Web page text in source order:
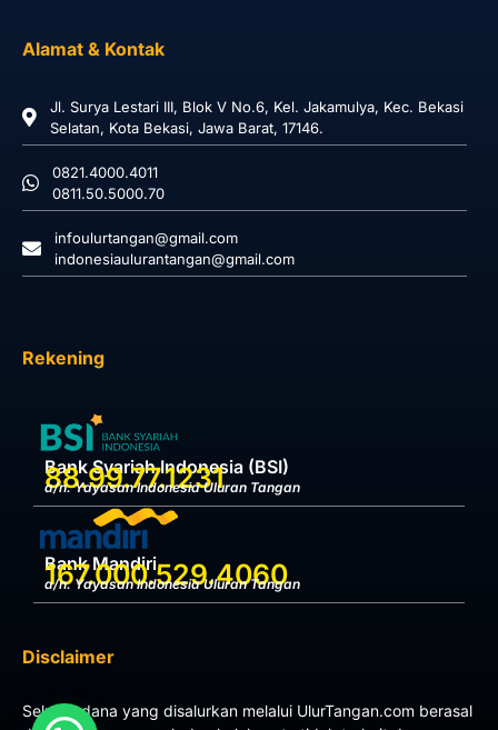
Alamat & Kontak
Jl. Surya Lestari III, Blok V No.6, Kel. Jakamulya, Kec. Bekasi
Selatan, Kota Bekasi, Jawa Barat, 17146.
0821.4000.4011
0811.50.5000.70
infoulurtangan@gmail.com
indonesiaulurantangan@gmail.com
Rekening
Bank Syariah Indonesia (BSI)
88.99.77.1231
a/n. Yayasan Indonesia Uluran Tangan
Bank Mandiri
167.000.529.4060
a/n. Yayasan Indonesia Uluran Tangan
Disclaimer
Seluruh dana yang disalurkan melalui UlurTangan.com berasal